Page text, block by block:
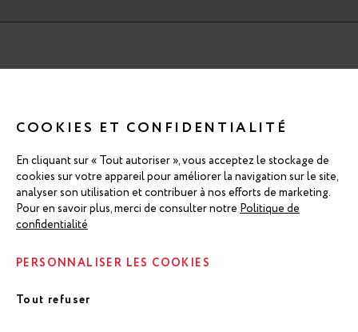
Télécharger ici la version accessible (PDF, 7 Mo)
NEWSROOM RÉMY COINTREAU
COOKIES ET CONFIDENTIALITÉ
En cliquant sur « Tout autoriser », vous acceptez le stockage de
cookies sur votre appareil pour améliorer la navigation sur le site,
analyser son utilisation et contribuer à nos efforts de marketing.
Pour en savoir plus, merci de consulter notre Politique de
confidentialité
PERSONNALISER LES COOKIES
Tout refuser